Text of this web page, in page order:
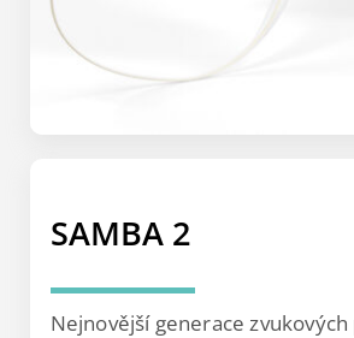
SAMBA 2
Nejnovější generace